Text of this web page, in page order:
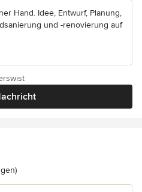
Hand. Idee, Entwurf, Planung,
und -renovierung auf
4.8 von 5 Sternen